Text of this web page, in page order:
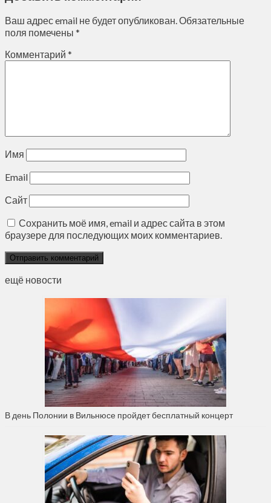
Ваш адрес email не будет опубликован.Обязательные
поля помечены *
Комментарий *
Имя
Email
Сайт
Сохранить моё имя, email и адрес сайта в этом
браузере для последующих моих комментариев.
ещё новости
В день Полонии в Вильнюсе пройдет бесплатный концерт